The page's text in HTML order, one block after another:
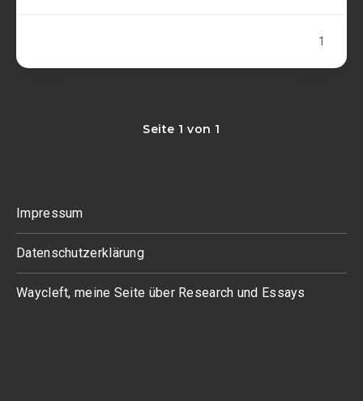
1
Seite 1 von 1
Impressum
Datenschutzerklärung
Waycleft, meine Seite über Research und Essays